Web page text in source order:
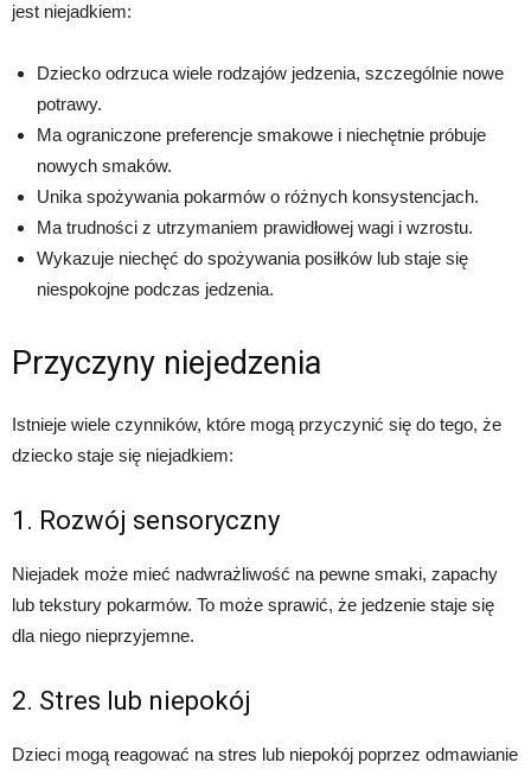
jest niejadkiem:
Dziecko odrzuca wiele rodzajów jedzenia, szczególnie nowe
potrawy.
Ma ograniczone preferencje smakowe i niechętnie próbuje
nowych smaków.
Unika spożywania pokarmów o różnych konsystencjach.
Ma trudności z utrzymaniem prawidłowej wagi i wzrostu.
Wykazuje niechęć do spożywania posiłków lub staje się
niespokojne podczas jedzenia.
Przyczyny niejedzenia
Istnieje wiele czynników, które mogą przyczynić się do tego, że
dziecko staje się niejadkiem:
1. Rozwój sensoryczny
Niejadek może mieć nadwrażliwość na pewne smaki, zapachy
lub tekstury pokarmów. To może sprawić, że jedzenie staje się
dla niego nieprzyjemne.
2. Stres lub niepokój
Dzieci mogą reagować na stres lub niepokój poprzez odmawianie